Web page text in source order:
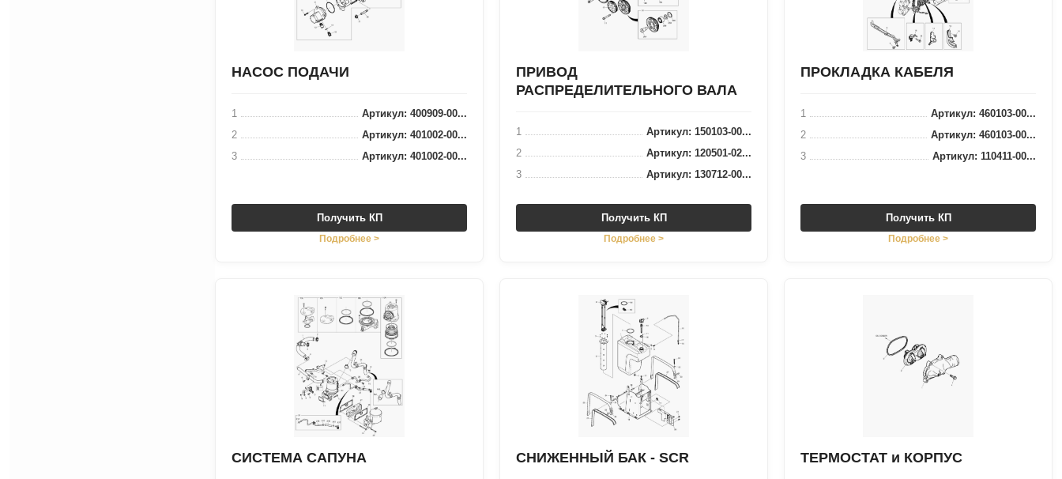
НАСОС ПОДАЧИ
1
Артикул: 400909-00...
2
Артикул: 401002-00...
3
Артикул: 401002-00...
Получить КП
Подробнее >
ПРИВОД
РАСПРЕДЕЛИТЕЛЬНОГО ВАЛА
1
Артикул: 150103-00...
2
Артикул: 120501-02...
3
Артикул: 130712-00...
Получить КП
Подробнее >
ПРОКЛАДКА КАБЕЛЯ
1
Артикул: 460103-00...
2
Артикул: 460103-00...
3
Артикул: 110411-00...
Получить КП
Подробнее >
СИСТЕМА САПУНА СНИЖЕННЫЙ БАК - SCR ТЕРМОСТАТ и КОРПУС